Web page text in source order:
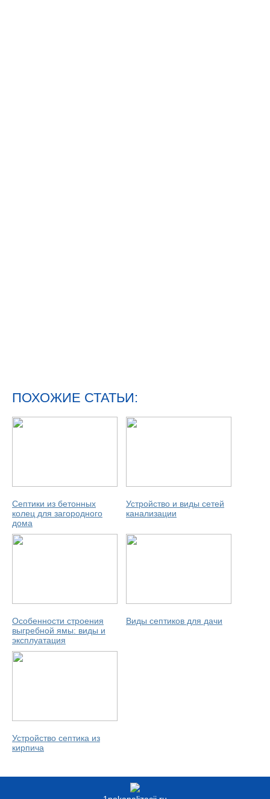
ПОХОЖИЕ СТАТЬИ:
Септики из бетонных
колец для загородного
дома
Устройство и виды сетей
канализации
Особенности строения
выгребной ямы: виды и
эксплуатация
Виды септиков для дачи
Устройство септика из
кирпича